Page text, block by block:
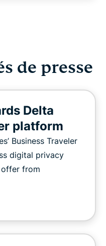
de presse
Delta
platform
Business Traveler
digital privacy
from